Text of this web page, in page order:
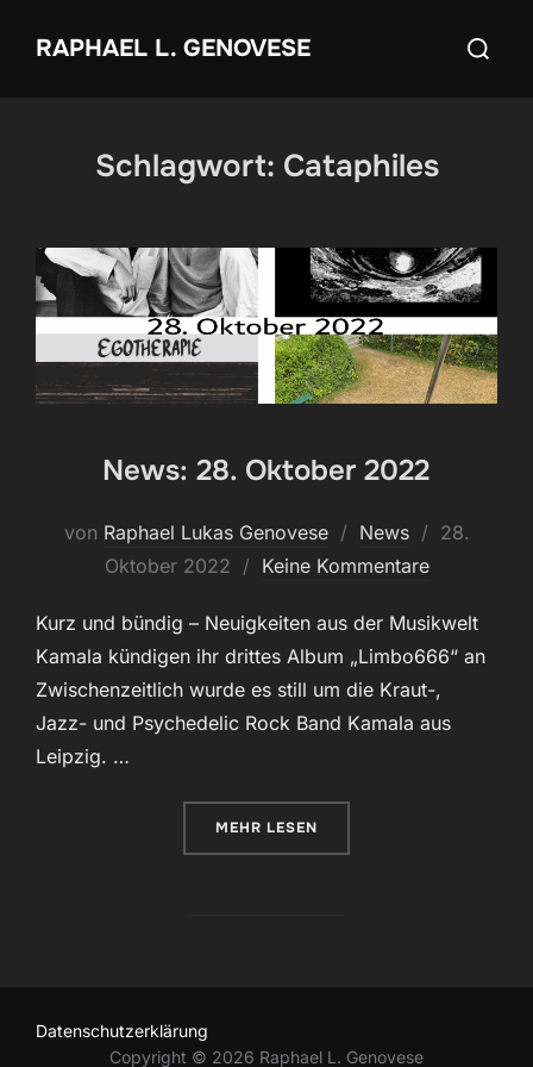
InhaltRAPHAEL L. GENOVESE
Suchen
Schlagwort: Cataphiles
News: 28. Oktober 2022
von Raphael Lukas Genovese News
28.
Oktober 2022
Keine Kommentare
Kurz und bündig – Neuigkeiten aus der Musikwelt
Kamala kündigen ihr drittes Album „Limbo666“ an
Zwischenzeitlich wurde es still um die Kraut-,
Jazz- und Psychedelic Rock Band Kamala aus
Leipzig. …
MEHR ÜBER „NEWS: 28. OKTOBER 2022“
LESEN
Datenschutzerklärung
Copyright © 2026 Raphael L. Genovese